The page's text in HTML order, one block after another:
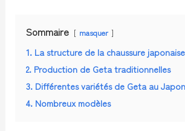
Sommaire masquer
1. La structure de la chaussure
2. Production de Geta traditionnelles
3. Différentes variétés de Geta au Japon
4. Nombreux modèles